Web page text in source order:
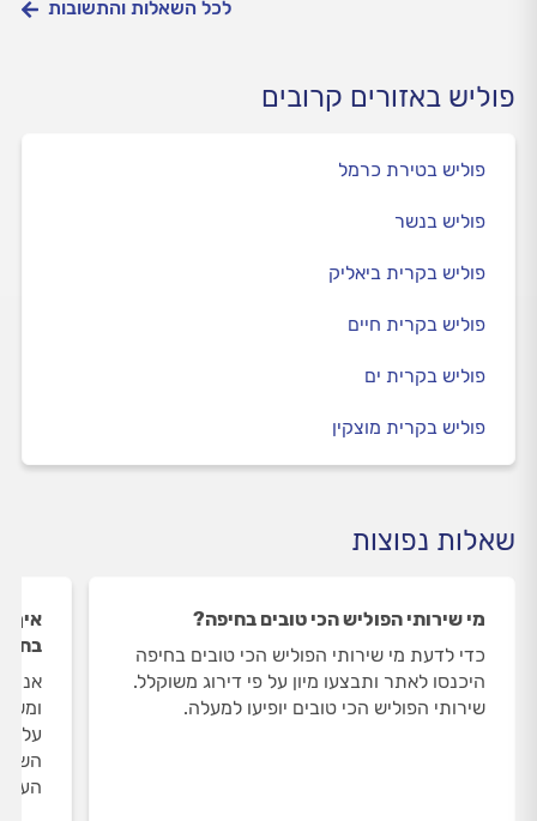
לכל השאלות והתשובות
פוליש באזורים קרובים
פוליש בטירת כרמל
פוליש בנשר
פוליש בקרית ביאליק
פוליש בקרית חיים
פוליש בקרית ים
פוליש בקרית מוצקין
שאלות נפוצות
מי שירותי הפוליש הכי טובים בחיפה?
כדי לדעת מי שירותי הפוליש הכי טובים בחיפה
היכנסו לאתר ותבצעו מיון על פי דירוג משוקלל.
שירותי הפוליש הכי טובים יופיעו למעלה.
איך
על